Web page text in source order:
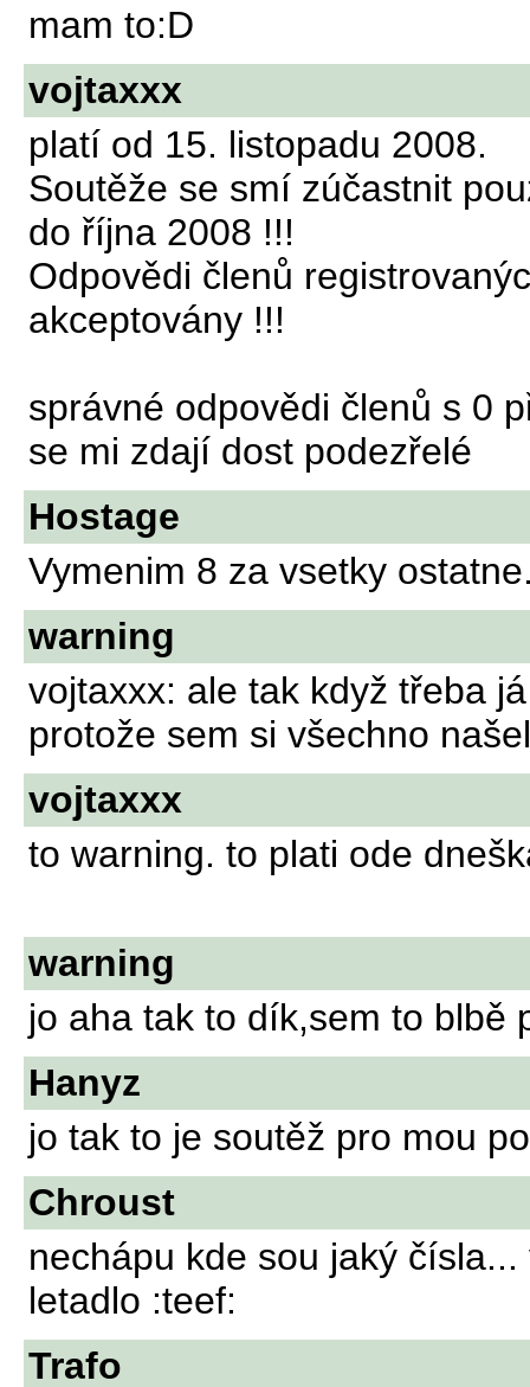
mam to:D
vojtaxxx
platí od 15. listopadu 2008.
Soutěže se smí zúčastnit
do října 2008 !!!
Odpovědi členů
akceptovány !!!
správné odpovědi členů s 0
se mi zdají dost podezřelé
Hostage
Vymenim 8 za vsetky
warning
vojtaxxx: ale tak když třeba
protože sem si všechno
vojtaxxx
to warning. to plati ode
warning
jo aha tak to dík,sem to blbě
Hanyz
jo tak to je soutěž pro mou
Chroust
nechápu kde sou jaký
letadlo :teef:
Trafo